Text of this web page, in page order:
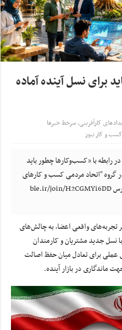
برای نسل آینده آماده
کارآفرینی,سرخط خبرها
و کار نیوز
با «کسب‌وکارها چطور باید
گروه "اتحاد مردمی کسب و کارهای
ایران" به آدرس کانال “بله” به آدرس ble.ir/join/H2CGMYi6DD
تجربه‌های واقعی اعضا، به چالش‌های
نسل جدید مشتریان و کارمندان
عملی برای تعادل میان حفظ اصالت
ماندگاری در بازار آینده.